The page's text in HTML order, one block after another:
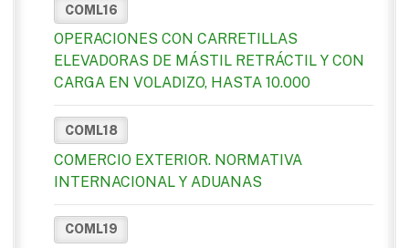
COML16
OPERACIONES CON CARRETILLAS
ELEVADORAS DE MÁSTIL RETRÁCTIL Y CON
CARGA EN VOLADIZO, HASTA 10.000
COML18
COMERCIO EXTERIOR. NORMATIVA
INTERNACIONAL Y ADUANAS
COML19